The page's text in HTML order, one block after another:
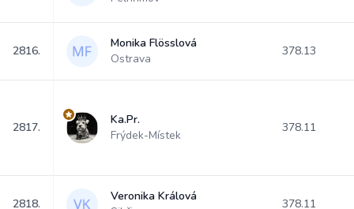
2816.
Monika Flösslová
Ostrava
378.13
2817.
Ka.Pr.
Frýdek-Místek
378.11
2818.
Veronika Králová
378.11